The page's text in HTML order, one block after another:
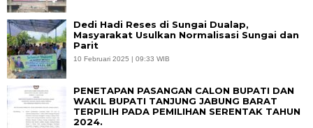
Dedi Hadi Reses di Sungai Dualap,
Masyarakat Usulkan Normalisasi Sungai dan
Parit
10 Februari 2025 | 09:33 WIB
PENETAPAN PASANGAN CALON BUPATI DAN
WAKIL BUPATI TANJUNG JABUNG BARAT
TERPILIH PADA PEMILIHAN SERENTAK TAHUN
2024.